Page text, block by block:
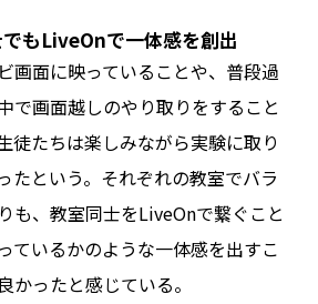
もLiveOnで一体感を創出
画面に映っていることや、普段過
で画面越しのやり取りをすること
徒たちは楽しみながら実験に取り
たという。それぞれの教室でバラ
も、教室同士をLiveOnで繋ぐこと
ているかのような一体感を出すこ
かったと感じている。